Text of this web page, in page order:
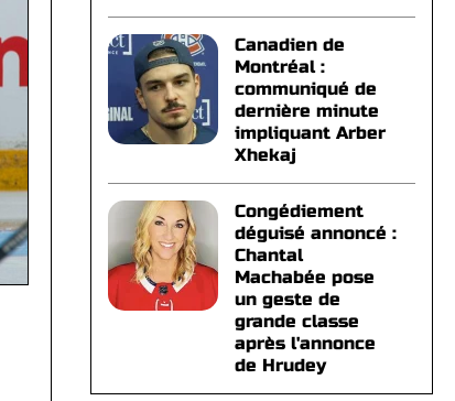
Canadien de
Montréal :
communiqué de
dernière minute
impliquant Arber
Xhekaj
Congédiement
déguisé annoncé :
Chantal
Machabée pose
un geste de
grande classe
après l'annonce
de Hrudey